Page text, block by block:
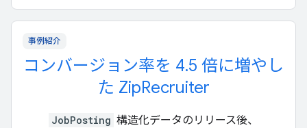
事例紹介
コンバージョン率を 4.5 倍に増やし
た ZipRecruiter
JobPosting 構造化データのリリース後、